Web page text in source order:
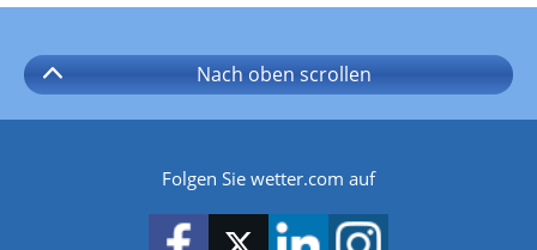
Nach oben scrollen
Folgen Sie wetter.com auf